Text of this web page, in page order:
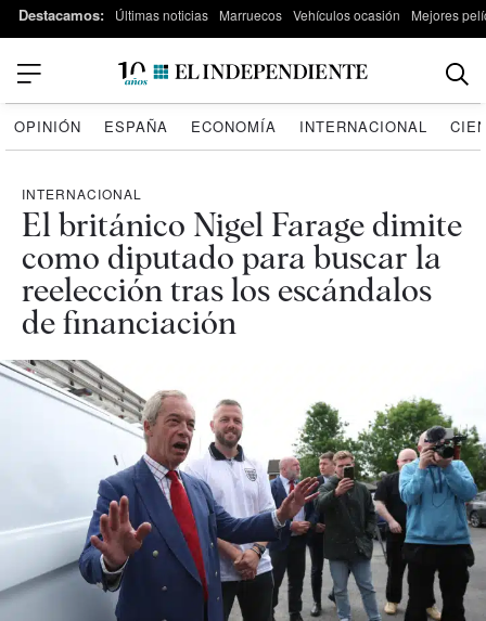
Destacamos: Últimas noticias Marruecos Vehículos ocasión Mejores
OPINIÓN ESPAÑA ECONOMÍA INTERNACIONAL
INTERNACIONAL
El británico Nigel Farage dimite
como diputado para buscar la
reelección tras los escándalos
de financiación